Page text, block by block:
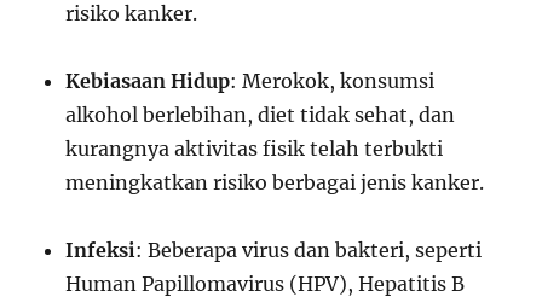
risiko kanker.
Kebiasaan Hidup: Merokok, konsumsi
alkohol berlebihan, diet tidak sehat, dan
kurangnya aktivitas fisik telah terbukti
meningkatkan risiko berbagai jenis kanker.
Infeksi: Beberapa virus dan bakteri, seperti
Human Papillomavirus (HPV), Hepatitis B